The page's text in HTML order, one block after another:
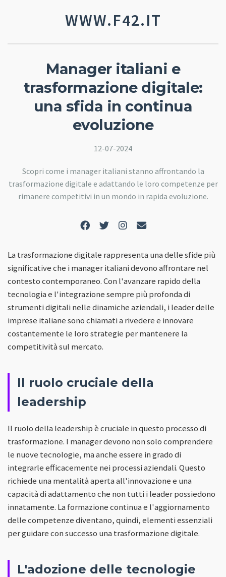
WWW.F42.IT
Manager italiani e
trasformazione digitale:
una sfida in continua
evoluzione
12-07-2024
Scopri come i manager italiani stanno affrontando la
trasformazione digitale e adattando le loro competenze per
rimanere competitivi in un mondo in rapida evoluzione.
La trasformazione digitale rappresenta una delle sfide più
significative che i manager italiani devono affrontare nel
contesto contemporaneo. Con l'avanzare rapido della
tecnologia e l'integrazione sempre più profonda di
strumenti digitali nelle dinamiche aziendali, i leader delle
imprese italiane sono chiamati a rivedere e innovare
costantemente le loro strategie per mantenere la
competitività sul mercato.
Il ruolo cruciale della
leadership
Il ruolo della leadership è cruciale in questo processo di
trasformazione. I manager devono non solo comprendere
le nuove tecnologie, ma anche essere in grado di
integrarle efficacemente nei processi aziendali. Questo
richiede una mentalità aperta all'innovazione e una
capacità di adattamento che non tutti i leader possiedono
innatamente. La formazione continua e l'aggiornamento
delle competenze diventano, quindi, elementi essenziali
per guidare con successo una trasformazione digitale.
L'adozione delle tecnologie